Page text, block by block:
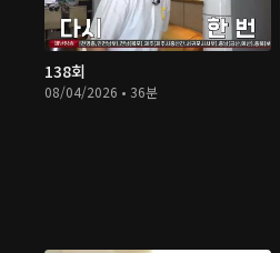
138회
08/04/2026 • 36분